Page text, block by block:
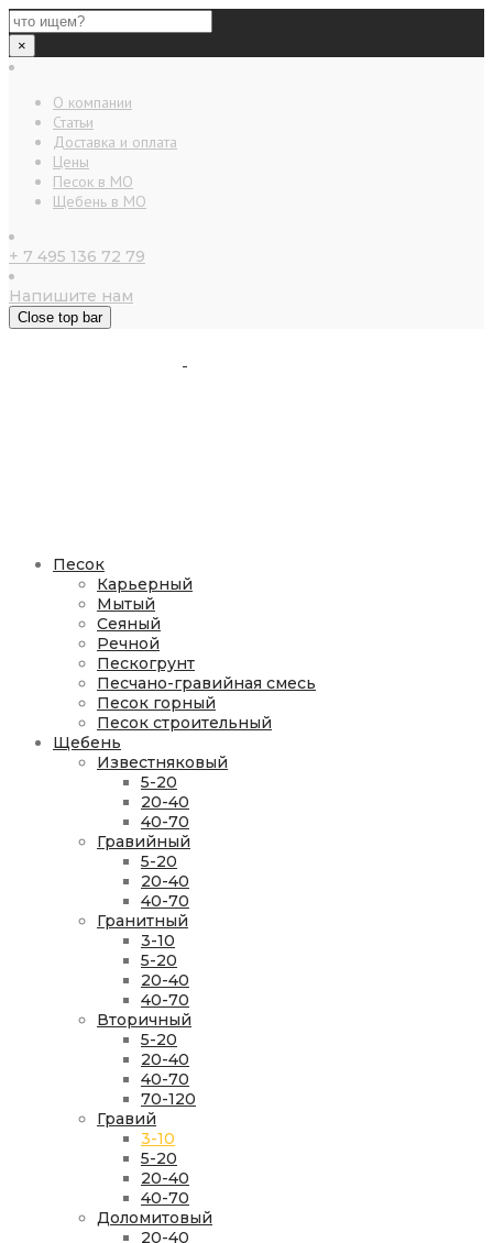
×
О компании
Статьи
Доставка и оплата
Цены
Песок в МО
Щебень в МО
+ 7 495 136 72 79
Напишите нам
Close top bar
Песок
Карьерный
Мытый
Сеяный
Речной
Пескогрунт
Песчано-гравийная смесь
Песок горный
Песок строительный
Щебень
Известняковый
5-20
20-40
40-70
Гравийный
5-20
20-40
40-70
Гранитный
3-10
5-20
20-40
40-70
Вторичный
5-20
20-40
40-70
70-120
Гравий
3-10
5-20
20-40
40-70
Доломитовый
20-40